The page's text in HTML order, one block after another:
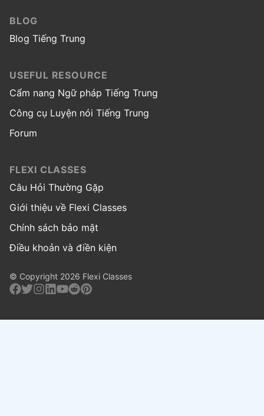
BLOG
Blog Tiếng Trung
USEFUL RESOURCE
Cẩm nang Ngữ pháp Tiếng Trung
Công cụ Luyện nói Tiếng Trung
Forum
FLEXI CLASSES
Câu Hỏi Thường Gặp
Giới thiệu về Flexi Classes
Chính sách bảo mật
Điều khoản và điền kiện
© Copyright 2026 Flexi Classes
Facebook
Twitter
Instagram
Linkedin
Youtube
RedditPinterest